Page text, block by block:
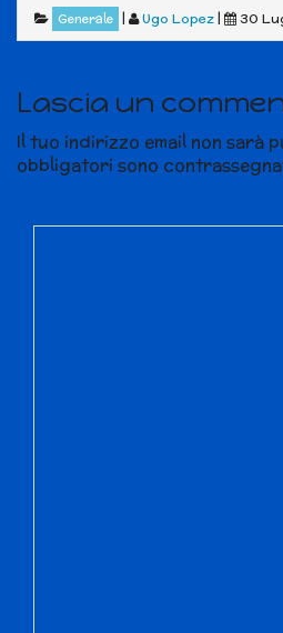
Generale | Ugo Lopez | 30
Lascia un
Il tuo indirizzo email non sarà
obbligatori sono